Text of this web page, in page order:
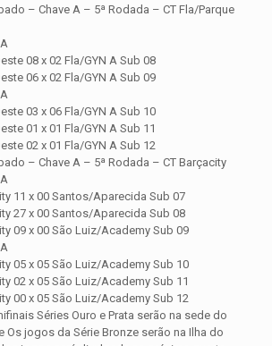
– Chave A – 5ª Rodada – CT Fla/Parque
08 x 02 Fla/GYN A Sub 08
06 x 02 Fla/GYN A Sub 09
03 x 06 Fla/GYN A Sub 10
01 x 01 Fla/GYN A Sub 11
02 x 01 Fla/GYN A Sub 12
– Chave A – 5ª Rodada – CT Barçacity
11 x 00 Santos/Aparecida Sub 07
27 x 00 Santos/Aparecida Sub 08
09 x 00 São Luiz/Academy Sub 09
05 x 05 São Luiz/Academy Sub 10
02 x 05 São Luiz/Academy Sub 11
00 x 05 São Luiz/Academy Sub 12
Séries Ouro e Prata serão na sede do
Os jogos da Série Bronze serão na Ilha do